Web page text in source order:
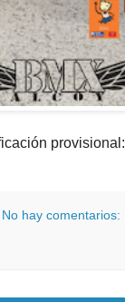
provisional:
No hay comentarios: